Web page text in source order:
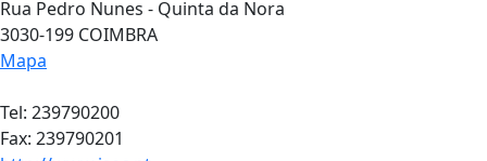
Rua Pedro Nunes - Quinta da Nora
3030-199 COIMBRA
Mapa
Tel: 239790200
Fax: 239790201